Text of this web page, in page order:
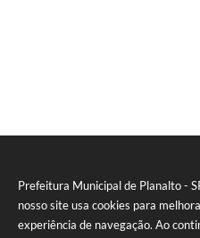
Prefeitura Municipal de Planalto -
nosso site usa cookies para
experiência de navegação. Ao